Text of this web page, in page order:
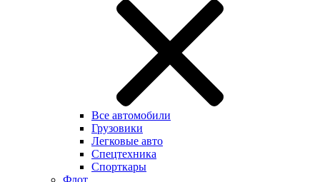
Все автомобили
Грузовики
Легковые авто
Спецтехника
Спорткары
Флот